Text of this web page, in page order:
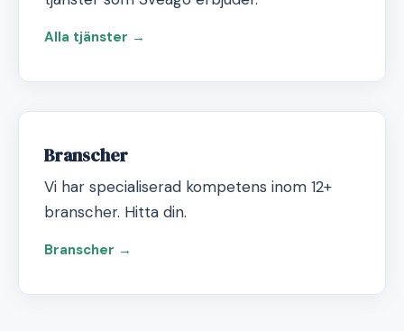
Alla tjänster →
Branscher
Vi har specialiserad kompetens inom 12+
branscher. Hitta din.
Branscher →